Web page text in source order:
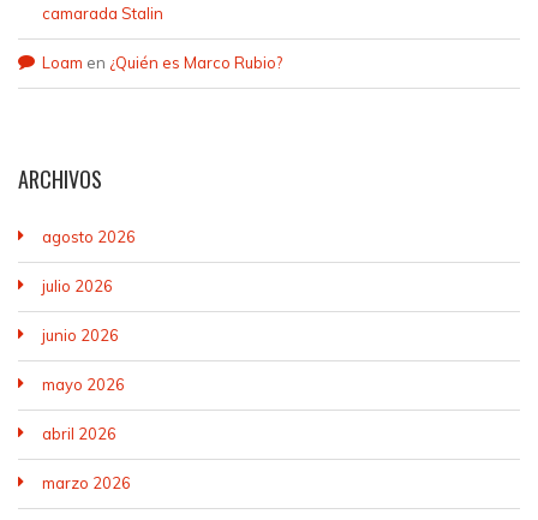
camarada Stalin
Loam en ¿Quién es Marco Rubio?
ARCHIVOS
agosto 2026
julio 2026
junio 2026
mayo 2026
abril 2026
marzo 2026